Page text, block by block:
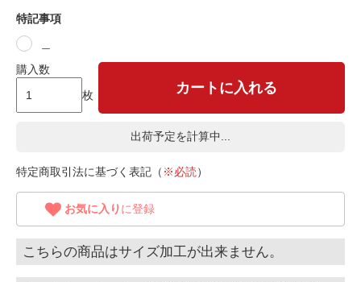
特記事項
購入数
枚
カートに入れる
出荷予定を計算中...
特定商取引法に基づく表記（ ※必読）
お気に入り に登録
こちらの商品はサイズ加工が出来ません。